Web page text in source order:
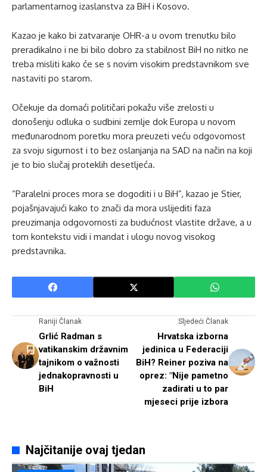
parlamentarnog izaslanstva za BiH i Kosovo.
Kazao je kako bi zatvaranje OHR-a u ovom trenutku bilo
preradikalno i ne bi bilo dobro za stabilnost BiH no nitko ne
treba misliti kako će se s novim visokim predstavnikom sve
nastaviti po starom.
Očekuje da domaći političari pokažu više zrelosti u
donošenju odluka o sudbini zemlje dok Europa u novom
međunarodnom poretku mora preuzeti veću odgovornost
za svoju sigurnost i to bez oslanjanja na SAD na način na koji
je to bio slučaj proteklih desetljeća.
“Paralelni proces mora se dogoditi i u BiH”, kazao je Stier,
pojašnjavajući kako to znači da mora uslijediti faza
preuzimanja odgovornosti za budućnost vlastite države, a u
tom kontekstu vidi i mandat i ulogu novog visokog
predstavnika.
Raniji Članak
Grlić Radman s
vatikanskim državnim
tajnikom o važnosti
jednakopravnosti u
BiH
Sljedeći Članak
Hrvatska izborna
jedinica u Federaciji
BiH? Reiner poziva na
oprez: "Nije pametno
zadirati u to par
mjeseci prije izbora
Najčitanije ovaj tjedan